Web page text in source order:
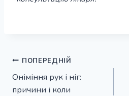
Навігація
записів
ПОПЕРЕДНІЙ
Оніміння рук і ніг:
причини і коли